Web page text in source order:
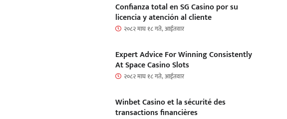
Confianza total en SG Casino por su
licencia y atención al cliente
२०८२ माघ १८ गते, आईतवार
Expert Advice For Winning Consistently
At Space Casino Slots
२०८२ माघ १८ गते, आईतवार
Winbet Casino et la sécurité des
transactions financières